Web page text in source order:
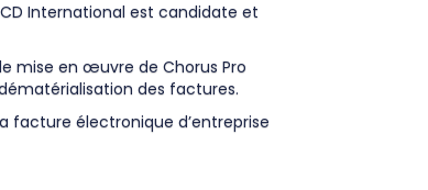
International est candidate et
mise en œuvre de Chorus Pro
des factures.
facture électronique d’entreprise